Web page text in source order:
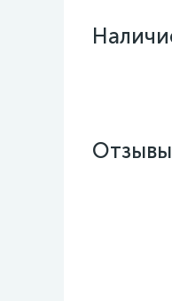
Отзывы